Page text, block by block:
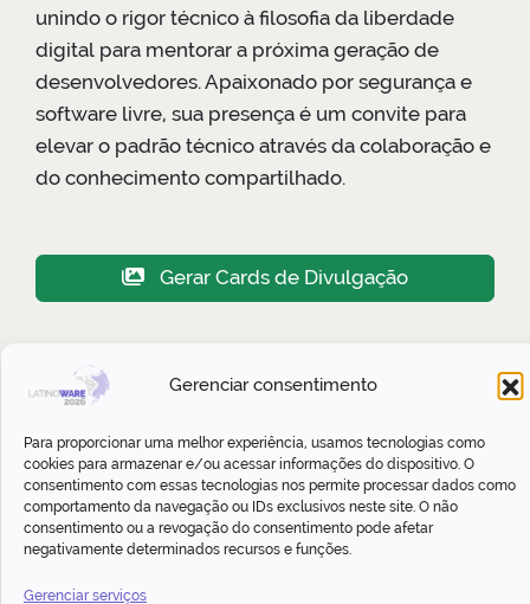
Gerenciar consentimento
Para proporcionar uma melhor experiência, usamos tecnologias como
cookies para armazenar e/ou acessar informações do dispositivo. O
consentimento com essas tecnologias nos permite processar dados como
comportamento da navegação ou IDs exclusivos neste site. O não
consentimento ou a revogação do consentimento pode afetar
negativamente determinados recursos e funções.
Gerenciar serviços
unindo o rigor técnico à filosofia da liberdade
digital para mentorar a próxima geração de
desenvolvedores. Apaixonado por segurança e
software livre, sua presença é um convite para
elevar o padrão técnico através da colaboração e
do conhecimento compartilhado.
Gerar Cards de Divulgação
Er Galvão Abbott ainda não possui
nenhuma atividade cadastrada
Gostou? Compartilhe: